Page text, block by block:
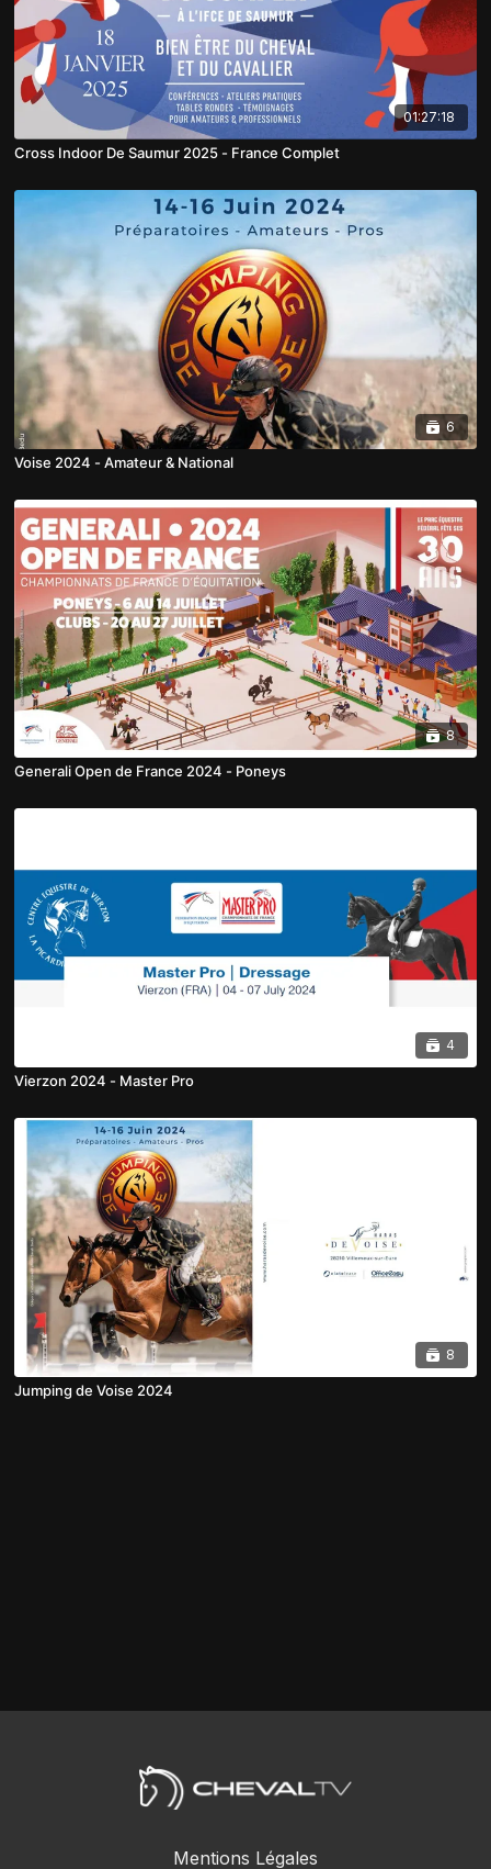
01:27:18
Cross Indoor De Saumur 2025 - France Complet
6
Voise 2024 - Amateur & National
8
Generali Open de France 2024 - Poneys
4
Vierzon 2024 - Master Pro
8
Jumping de Voise 2024
Mentions Légales